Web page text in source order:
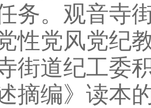
务。观音寺
性党风党纪
道纪工委积
摘编》读本